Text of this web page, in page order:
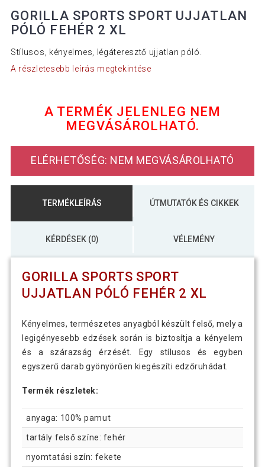
GORILLA SPORTS SPORT UJJATLAN
PÓLÓ FEHÉR 2 XL
Stílusos, kényelmes, légáteresztő ujjatlan póló.
A részletesebb leírás megtekintése
A TERMÉK JELENLEG NEM
MEGVÁSÁROLHATÓ.
ELÉRHETŐSÉG: NEM MEGVÁSÁROLHATÓ
TERMÉKLEÍRÁS ÚTMUTATÓK ÉS CIKKEK
KÉRDÉSEK (0) VÉLEMÉNY
GORILLA SPORTS SPORT
UJJATLAN PÓLÓ FEHÉR 2 XL
Kényelmes, természetes anyagból készült felső, mely a
legigényesebb edzések során is biztosítja a kényelem
és a szárazság érzését. Egy stílusos és egyben
egyszerű darab gyönyörűen kiegészíti edzőruhádat.
Termék részletek:
anyaga: 100% pamut
tartály felső színe: fehér
nyomtatási szín: fekete